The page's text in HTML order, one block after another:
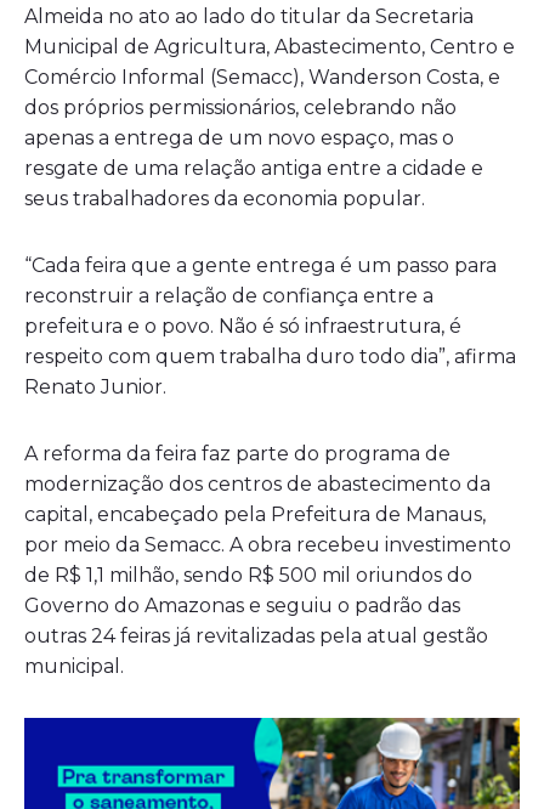
Almeida no ato ao lado do titular da Secretaria
Municipal de Agricultura, Abastecimento, Centro e
Comércio Informal (Semacc), Wanderson Costa, e
dos próprios permissionários, celebrando não
apenas a entrega de um novo espaço, mas o
resgate de uma relação antiga entre a cidade e
seus trabalhadores da economia popular.
“Cada feira que a gente entrega é um passo para
reconstruir a relação de confiança entre a
prefeitura e o povo. Não é só infraestrutura, é
respeito com quem trabalha duro todo dia”, afirma
Renato Junior.
A reforma da feira faz parte do programa de
modernização dos centros de abastecimento da
capital, encabeçado pela Prefeitura de Manaus,
por meio da Semacc. A obra recebeu investimento
de R$ 1,1 milhão, sendo R$ 500 mil oriundos do
Governo do Amazonas e seguiu o padrão das
outras 24 feiras já revitalizadas pela atual gestão
municipal.